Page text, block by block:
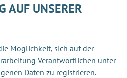
AUF UNSERER
Möglichkeit, sich auf der
Verantwortlichen unter
Daten zu registrieren.